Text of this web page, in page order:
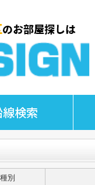
検索
別